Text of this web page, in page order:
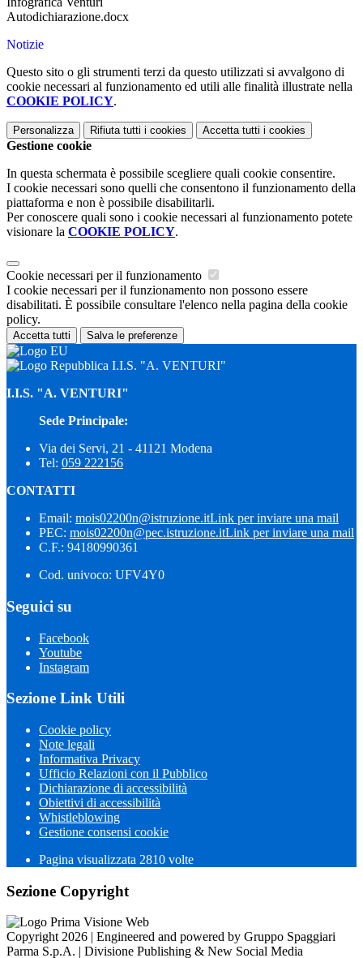
Autodichiarazione.docx
Notizie
Questo sito o gli strumenti terzi da questo utilizzati si avvalgono di
cookie necessari al funzionamento ed utili alle finalità illustrate nella
COOKIE POLICY.
Personalizza Rifiuta tutti i cookies Accetta tutti i cookies
Gestione cookie
In questa schermata è possibile scegliere quali cookie consentire.
I cookie necessari sono quelli che consentono il funzionamento della
piattaforma e non è possibile disabilitarli.
Per conoscere quali sono i cookie necessari al funzionamento potete
visionare la COOKIE POLICY.
Cookie necessari per il funzionamento
I cookie necessari per il funzionamento non possono essere
disabilitati. È possibile consultare l'elenco nella pagina della cookie
policy.
Accetta tutti Salva le preferenze
I.I.S. "A. VENTURI"
I.I.S. "A. VENTURI"
Sede Principale:
Via dei Servi, 21 - 41121 Modena
Tel: 059 222156
CONTATTI
Email: mois02200n@istruzione.itLink per inviare una mail
PEC: mois02200n@pec.istruzione.itLink per inviare una mail
C.F.: 94180990361
Cod. univoco: UFV4Y0
Seguici su
Facebook
Youtube
Instagram
Sezione Link Utili
Cookie policy
Note legali
Informativa Privacy
Ufficio Relazioni con il Pubblico
Dichiarazione di accessibilità
Obiettivi di accessibilità
Whistleblowing
Gestione consensi cookie
Pagina visualizzata 2810 volte
Sezione Copyright
Copyright 2026 | Engineered and powered by Gruppo Spaggiari
Parma S.p.A. | Divisione Publishing & New Social Media